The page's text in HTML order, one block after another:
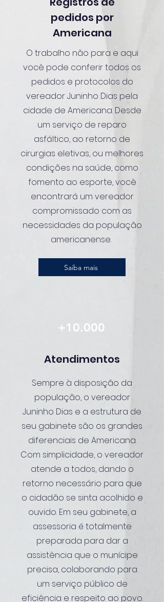
pedidos por
Americana
O trabalho não para e aqui
você pode conferir todos os
pedidos e protocolos do
vereador Juninho Dias pela
cidade de Americana. Desde
um serviço de reparo
asfáltico, ao retorno de
cirurgias eletivas, ou melhores
condições na saúde, como
fomento ao esporte, você
encontrará um vereador
compromissado com as
necessidades da população
americanense.
Saiba mais
Atendimentos
Sempre à disposição da
população, o vereador
Juninho Dias e a estrutura de
seu gabinete são os grandes
diferenciais de Americana.
Com simplicidade, o vereador
atende a todos, dando o
retorno necessário para que
o cidadão se sinta acolhido e
ouvido. Em seu gabinete, a
assessoria é totalmente
preparada para dar a
assistência que o munícipe
precisa, colaborando para
um serviço público de
eficiência e respeito ao povo.
+10.000